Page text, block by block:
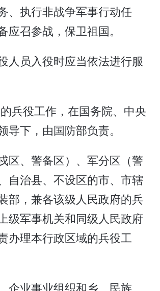
、执行非战争军事行动任
应召参战，保卫祖国。
人员入役时应当依法进行服
兵役工作，在国务院、中央
导下，由国防部负责。
区、警备区）、军分区（警
自治县、不设区的市、市辖
部，兼各该级人民政府的兵
级军事机关和同级人民政府
办理本行政区域的兵役工
企业事业组织和乡、民族